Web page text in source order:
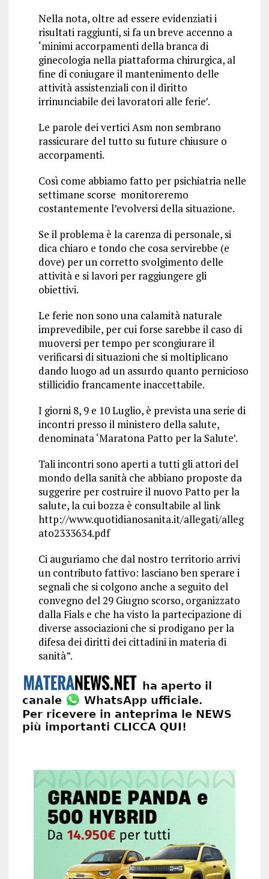
Nella nota, oltre ad essere evidenziati i
risultati raggiunti, si fa un breve accenno a
‘minimi accorpamenti della branca di
ginecologia nella piattaforma chirurgica, al
fine di coniugare il mantenimento delle
attività assistenziali con il diritto
irrinunciabile dei lavoratori alle ferie’.
Le parole dei vertici Asm non sembrano
rassicurare del tutto su future chiusure o
accorpamenti.
Così come abbiamo fatto per psichiatria nelle
settimane scorse monitoreremo
costantemente l’evolversi della situazione.
Se il problema è la carenza di personale, si
dica chiaro e tondo che cosa servirebbe (e
dove) per un corretto svolgimento delle
attività e si lavori per raggiungere gli
obiettivi.
Le ferie non sono una calamità naturale
imprevedibile, per cui forse sarebbe il caso di
muoversi per tempo per scongiurare il
verificarsi di situazioni che si moltiplicano
dando luogo ad un assurdo quanto pernicioso
stillicidio francamente inaccettabile.
I giorni 8, 9 e 10 Luglio, è prevista una serie di
incontri presso il ministero della salute,
denominata ‘Maratona Patto per la Salute’.
Tali incontri sono aperti a tutti gli attori del
mondo della sanità che abbiano proposte da
suggerire per costruire il nuovo Patto per la
salute, la cui bozza è consultabile al link
http://www.quotidianosanita.it/allegati/alleg
ato2333634.pdf
Ci auguriamo che dal nostro territorio arrivi
un contributo fattivo: lasciano ben sperare i
segnali che si colgono anche a seguito del
convegno del 29 Giugno scorso, organizzato
dalla Fials e che ha visto la partecipazione di
diverse associazioni che si prodigano per la
difesa dei diritti dei cittadini in materia di
sanità”.